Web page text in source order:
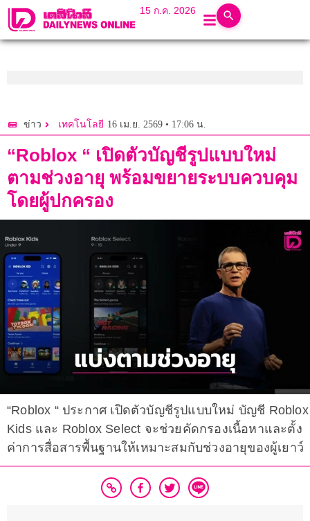
15 ก.ค. 2026
ข่าว เทคโนโลยี 16 เม.ย. 2569 • 17:06 น.
“Roblox “ เปิดตัวบัญชีรูปแบบใหม่
ตามช่วงอายุ พร้อมขยายระบบควบคุม
โดยผู้ปกครอง
“Roblox “ ประกาศ เปิดตัวบัญชีรูปแบบใหม่ บัญชี Roblox
Kids และ Roblox Select จะช่วยคัดกรองเนื้อหาและตั้ง
ค่าการสื่อสารพื้นฐานให้เหมาะสมกับช่วงอายุของผู้เยาว์